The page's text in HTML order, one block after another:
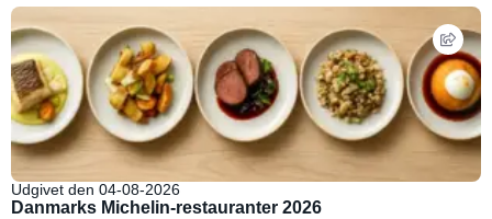
Udgivet den 04-08-2026
Danmarks Michelin-restauranter 2026